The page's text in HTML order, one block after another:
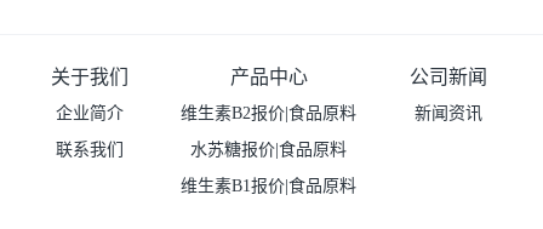
关于我们
企业简介
联系我们
产品中心
维生素B2报价|食品原料
水苏糖报价|食品原料
维生素B1报价|食品原料
公司新闻
新闻资讯